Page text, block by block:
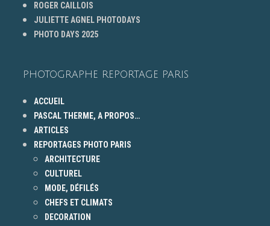
ROGER CAILLOIS
JULIETTE AGNEL PHOTODAYS
PHOTO DAYS 2025
PHOTOGRAPHE REPORTAGE PARIS
ACCUEIL
PASCAL THERME, A PROPOS…
ARTICLES
REPORTAGES PHOTO PARIS
ARCHITECTURE
CULTUREL
MODE, DÉFILÉS
CHEFS ET CLIMATS
DECORATION